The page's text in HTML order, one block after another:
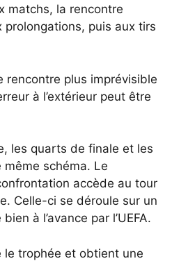
matchs, la rencontre
puis aux tirs
rencontre plus imprévisible
à l’extérieur peut être
les quarts de finale et les
schéma. Le
accède au tour
Celle-ci se déroule sur un
à l’avance par l’UEFA.
le trophée et obtient une